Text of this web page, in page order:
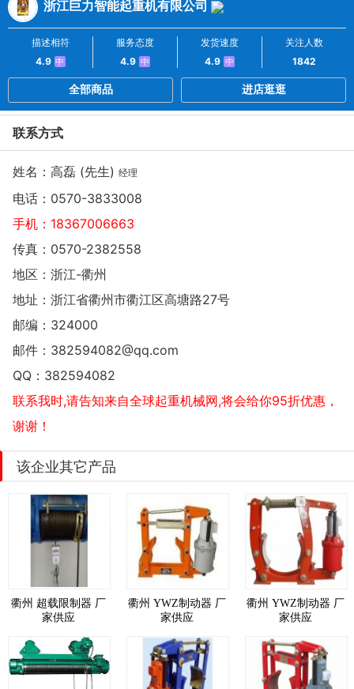
浙江巨力智能起重机有限公司
描述相符
4.9 中
服务态度
4.9 中
发货速度
4.9 中
关注人数
1842
全部商品 进店逛逛
联系方式
姓名：高磊 (先生) 经理
电话： 0570-3833008
手机： 18367006663
传真：0570-2382558
地区：浙江-衢州
地址： 浙江省衢州市衢江区高塘路27号
邮编：324000
邮件： 382594082@qq.com
QQ： 382594082
联系我时,请告知来自全球起重机械网,将会给你95折优惠，
谢谢！
该企业其它产品
衢州 超载限制器 厂
家供应
衢州 YWZ制动器 厂
家供应
衢州 YWZ制动器 厂
家供应